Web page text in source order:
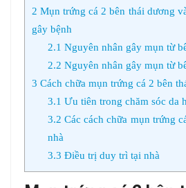
2 Mụn trứng cá 2 bên thái dương
gây bệnh
2.1 Nguyên nhân gây mụn từ
2.2 Nguyên nhân gây mụn từ
3 Cách chữa mụn trứng cá 2 bên
3.1 Ưu tiên trong chăm sóc da
3.2 Các cách chữa mụn trứng
nhà
3.3 Điều trị duy trì tại nhà